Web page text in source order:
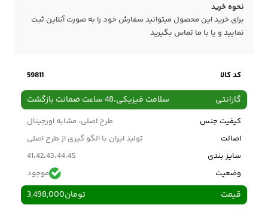
نحوه خرید
برای خرید این محصول میتوانید سفارش خود را به صورت آنلاین ثبت
نمایید و یا با ما تماس بگیرید
کد کالا 59811
گارانتی سلامت فیزیکی،48 ساعت ضمانت بازگشت
کیفیت جنس
طرح اصلی، مشابه اورجینال
اصالت
تولید ایران با الگو گیری از طرح اصلی
سایز بندی
41،42،43،44،45
وضعیت
موجود
قیمت 3,498,000تومان